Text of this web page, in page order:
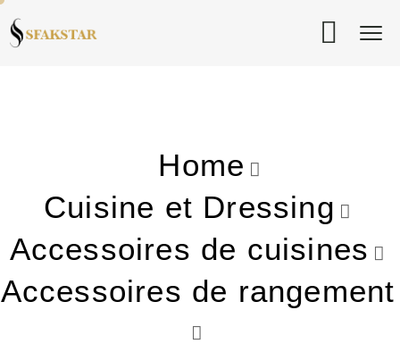
Home
Cuisine et Dressing
Accessoires de cuisines
Accessoires de rangement